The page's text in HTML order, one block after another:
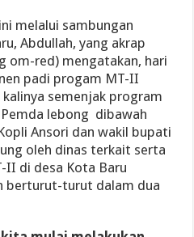
melalui sambungan
Abdullah, yang akrap
om-red) mengatakan, hari
padi progam MT-II
semenjak program
lebong dibawah
Ansori dan wakil bupati
oleh dinas terkait serta
II di desa Kota Baru
berturut-turut dalam dua